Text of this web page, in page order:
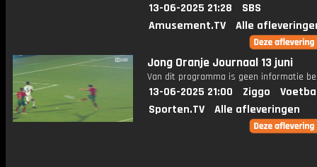
13-06-2025 21:28
SBS
Amusement.TV
Alle
Jong Oranje Journaal 13 juni
Van dit programma is geen informatie
13-06-2025 21:00 Ziggo
Sporten.TV
Alle afleveringen